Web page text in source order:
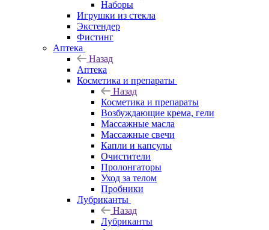
Наборы
Игрушки из стекла
Экстендер
Фистинг
Аптека
Назад
Аптека
Косметика и препараты
Назад
Косметика и препараты
Возбуждающие крема, гели
Массажные масла
Массажные свечи
Капли и капсулы
Очистители
Пролонгаторы
Уход за телом
Пробники
Лубриканты
Назад
Лубриканты